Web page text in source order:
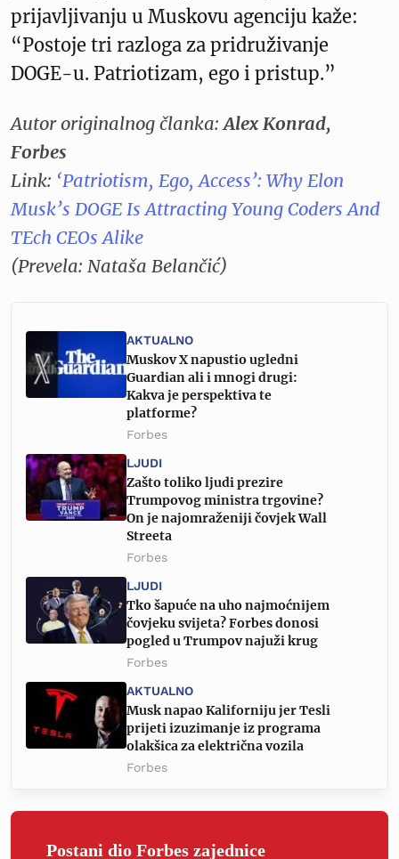
prijavljivanju u Muskovu agenciju kaže:
“Postoje tri razloga za pridruživanje
DOGE-u. Patriotizam, ego i pristup.”
Autor originalnog članka: Alex Konrad,
Forbes
Link: ‘Patriotism, Ego, Access’: Why Elon
Musk’s DOGE Is Attracting Young Coders And
TEch CEOs Alike
(Prevela: Nataša Belančić)
AKTUALNO
Muskov X napustio ugledni
Guardian ali i mnogi drugi:
Kakva je perspektiva te
platforme?
Forbes
LJUDI
Zašto toliko ljudi prezire
Trumpovog ministra trgovine?
On je najomraženiji čovjek Wall
Streeta
Forbes
LJUDI
Tko šapuće na uho najmoćnijem
čovjeku svijeta? Forbes donosi
pogled u Trumpov najuži krug
Forbes
AKTUALNO
Musk napao Kaliforniju jer Tesli
prijeti izuzimanje iz programa
olakšica za električna vozila
Forbes
Postani dio Forbes zajednice